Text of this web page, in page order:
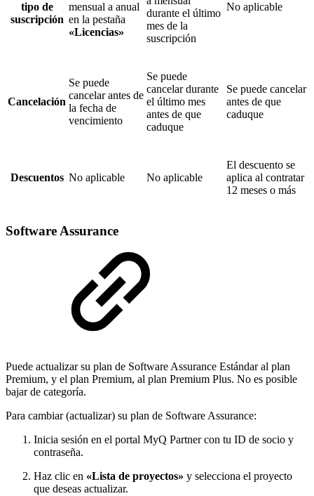
tipo de
suscripción
mensual a anual
en la pestaña
«Licencias»
durante el último
mes de la
suscripción
No aplicable
Cancelación
Se puede
cancelar antes de
la fecha de
vencimiento
Se puede
cancelar durante
el último mes
antes de que
caduque
Se puede cancelar
antes de que
caduque
Descuentos No aplicable No aplicable
El descuento se
aplica al contratar
12 meses o más
Software Assurance
Puede actualizar su plan de Software Assurance Estándar al plan
Premium, y el plan Premium, al plan Premium Plus. No es posible
bajar de categoría.
Para cambiar (actualizar) su plan de Software Assurance:
Inicia sesión en el portal MyQ Partner con tu ID de socio y
contraseña.
Haz clic en «Lista de proyectos» y selecciona el proyecto
que deseas actualizar.